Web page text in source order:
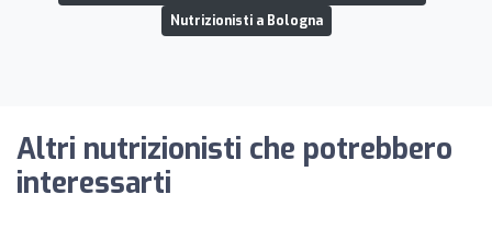
Nutrizionisti a Bologna
Altri nutrizionisti che potrebbero
interessarti